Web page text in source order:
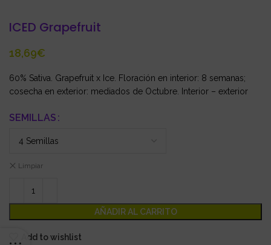
ICED Grapefruit
€
60% Sativa. Grapefruit x Ice. Floración en interior: 8 semanas;
cosecha en exterior: mediados de Octubre. Interior – exterior
SEMILLAS
Limpiar
AÑADIR AL CARRITO
Add to wishlist